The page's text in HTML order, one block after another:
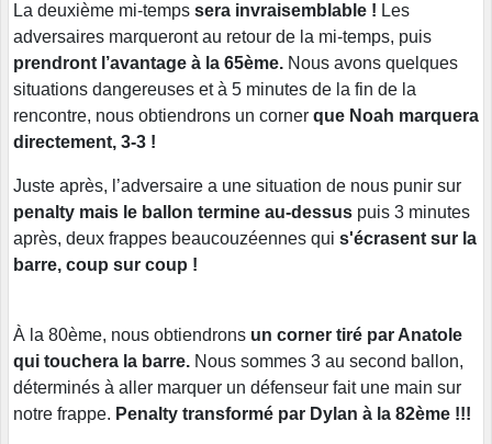
La deuxième mi-temps sera invraisemblable ! Les
adversaires marqueront au retour de la mi-temps, puis
prendront l’avantage à la 65ème. Nous avons quelques
situations dangereuses et à 5 minutes de la fin de la
rencontre, nous obtiendrons un corner que Noah marquera
directement, 3-3 !
Juste après, l’adversaire a une situation de nous punir sur
penalty mais le ballon termine au-dessus puis 3 minutes
après, deux frappes beaucouzéennes qui s'écrasent sur la
barre, coup sur coup !
À la 80ème, nous obtiendrons un corner tiré par Anatole
qui touchera la barre. Nous sommes 3 au second ballon,
déterminés à aller marquer un défenseur fait une main sur
notre frappe. Penalty transformé par Dylan à la 82ème !!!